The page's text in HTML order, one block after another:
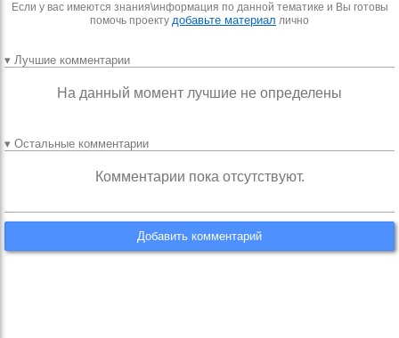
Если у вас имеются знания\информация по данной тематике и Вы готовы
помочь проекту добавьте материал лично
▾ Лучшие комментарии
На данный момент лучшие не определены
▾ Остальные комментарии
Комментарии пока отсутствуют.
Добавить комментарий